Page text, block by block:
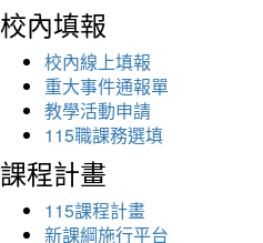
校內填報
校內線上填報
重大事件通報單
教學活動申請
115職課務選填
課程計畫
115課程計畫
新課綱施行平台